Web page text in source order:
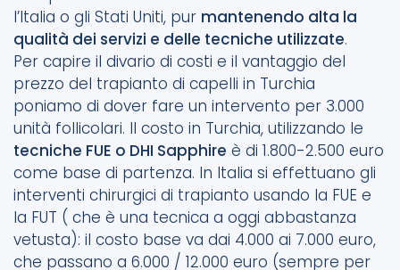
l’Italia o gli Stati Uniti, pur mantenendo alta la
qualità dei servizi e delle tecniche utilizzate.
Per capire il divario di costi e il vantaggio del
prezzo del trapianto di capelli in Turchia
poniamo di dover fare un intervento per 3.000
unità follicolari. Il costo in Turchia, utilizzando le
tecniche FUE o DHI Sapphire è di 1.800-2.500 euro
come base di partenza. In Italia si effettuano gli
interventi chirurgici di trapianto usando la FUE e
la FUT ( che è una tecnica a oggi abbastanza
vetusta): il costo base va dai 4.000 ai 7.000 euro,
che passano a 6.000 / 12.000 euro (sempre per